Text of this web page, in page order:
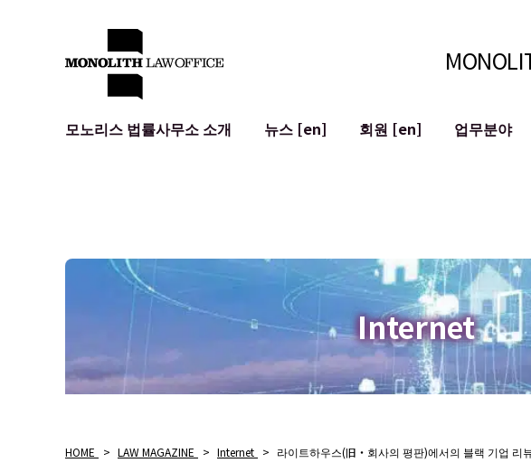
모노리스 법률사무소 소개
뉴스 [en] 회원 [en]
업무분야
개인정보 보호
광고 리뷰
AI (ChatGPT 등)
사이버 범죄
Internet
HOME > LAW MAGAZINE > Internet > 라이트하우스(旧・회사의 평판)에서의 블랙 기업 리